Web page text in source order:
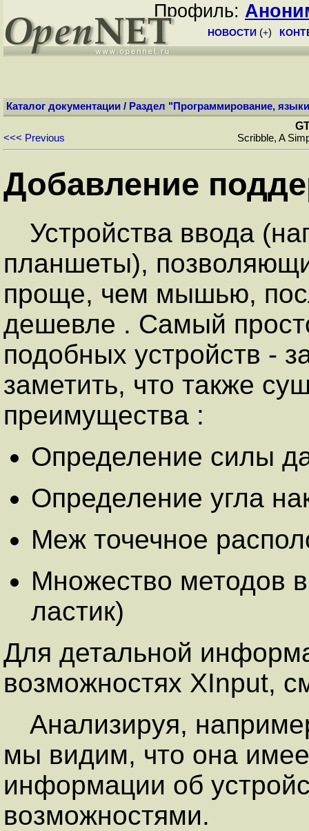
Профиль:
НОВОСТИ (+)
Каталог документации / Раздел "Программирование,
<<< Previous Scribble, A
Добавление
Устройства ввода
планшеты),
проще, чем мышью,
дешевле . Самый
подобных устройств -
заметить, что также
преимущества :
Определение силы
Определение угла
Меж точечное
Множество методов
ластик)
Для детальной
возможностях XInput,
Анализируя,
мы видим, что она
информации об
возможностями.